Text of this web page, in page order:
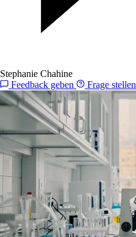
Stephanie Chahine
Feedback geben
Frage stellen